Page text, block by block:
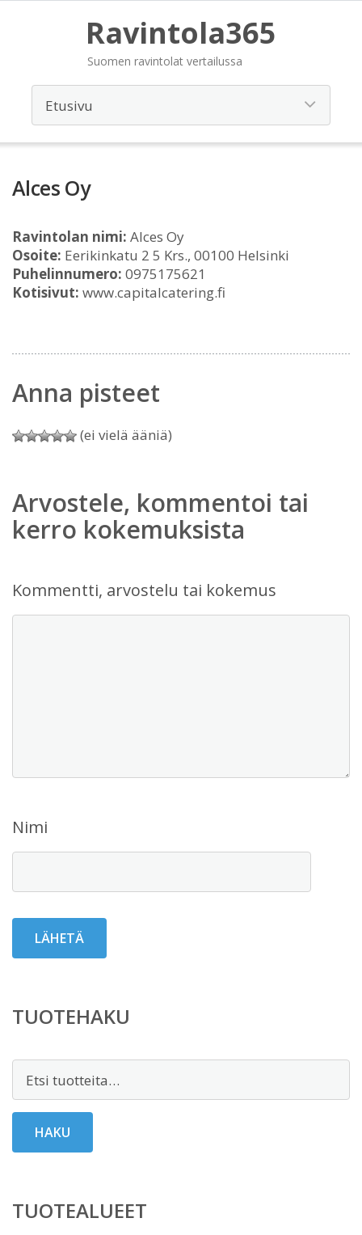
Ravintola365
Suomen ravintolat vertailussa
Alces Oy
Ravintolan nimi: Alces Oy
Osoite: Eerikinkatu 2 5 Krs., 00100 Helsinki
Puhelinnumero: 0975175621
Kotisivut: www.capitalcatering.fi
Anna pisteet
(ei vielä ääniä)
Arvostele, kommentoi tai
kerro kokemuksista
Kommentti, arvostelu tai kokemus
Nimi
TUOTEHAKU
HAKU
TUOTEALUEET